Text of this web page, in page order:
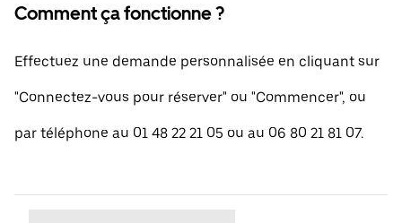
Comment ça fonctionne ?
Effectuez une demande personnalisée en cliquant sur
"Connectez-vous pour réserver" ou "Commencer", ou
par téléphone au 01 48 22 21 05 ou au 06 80 21 81 07.